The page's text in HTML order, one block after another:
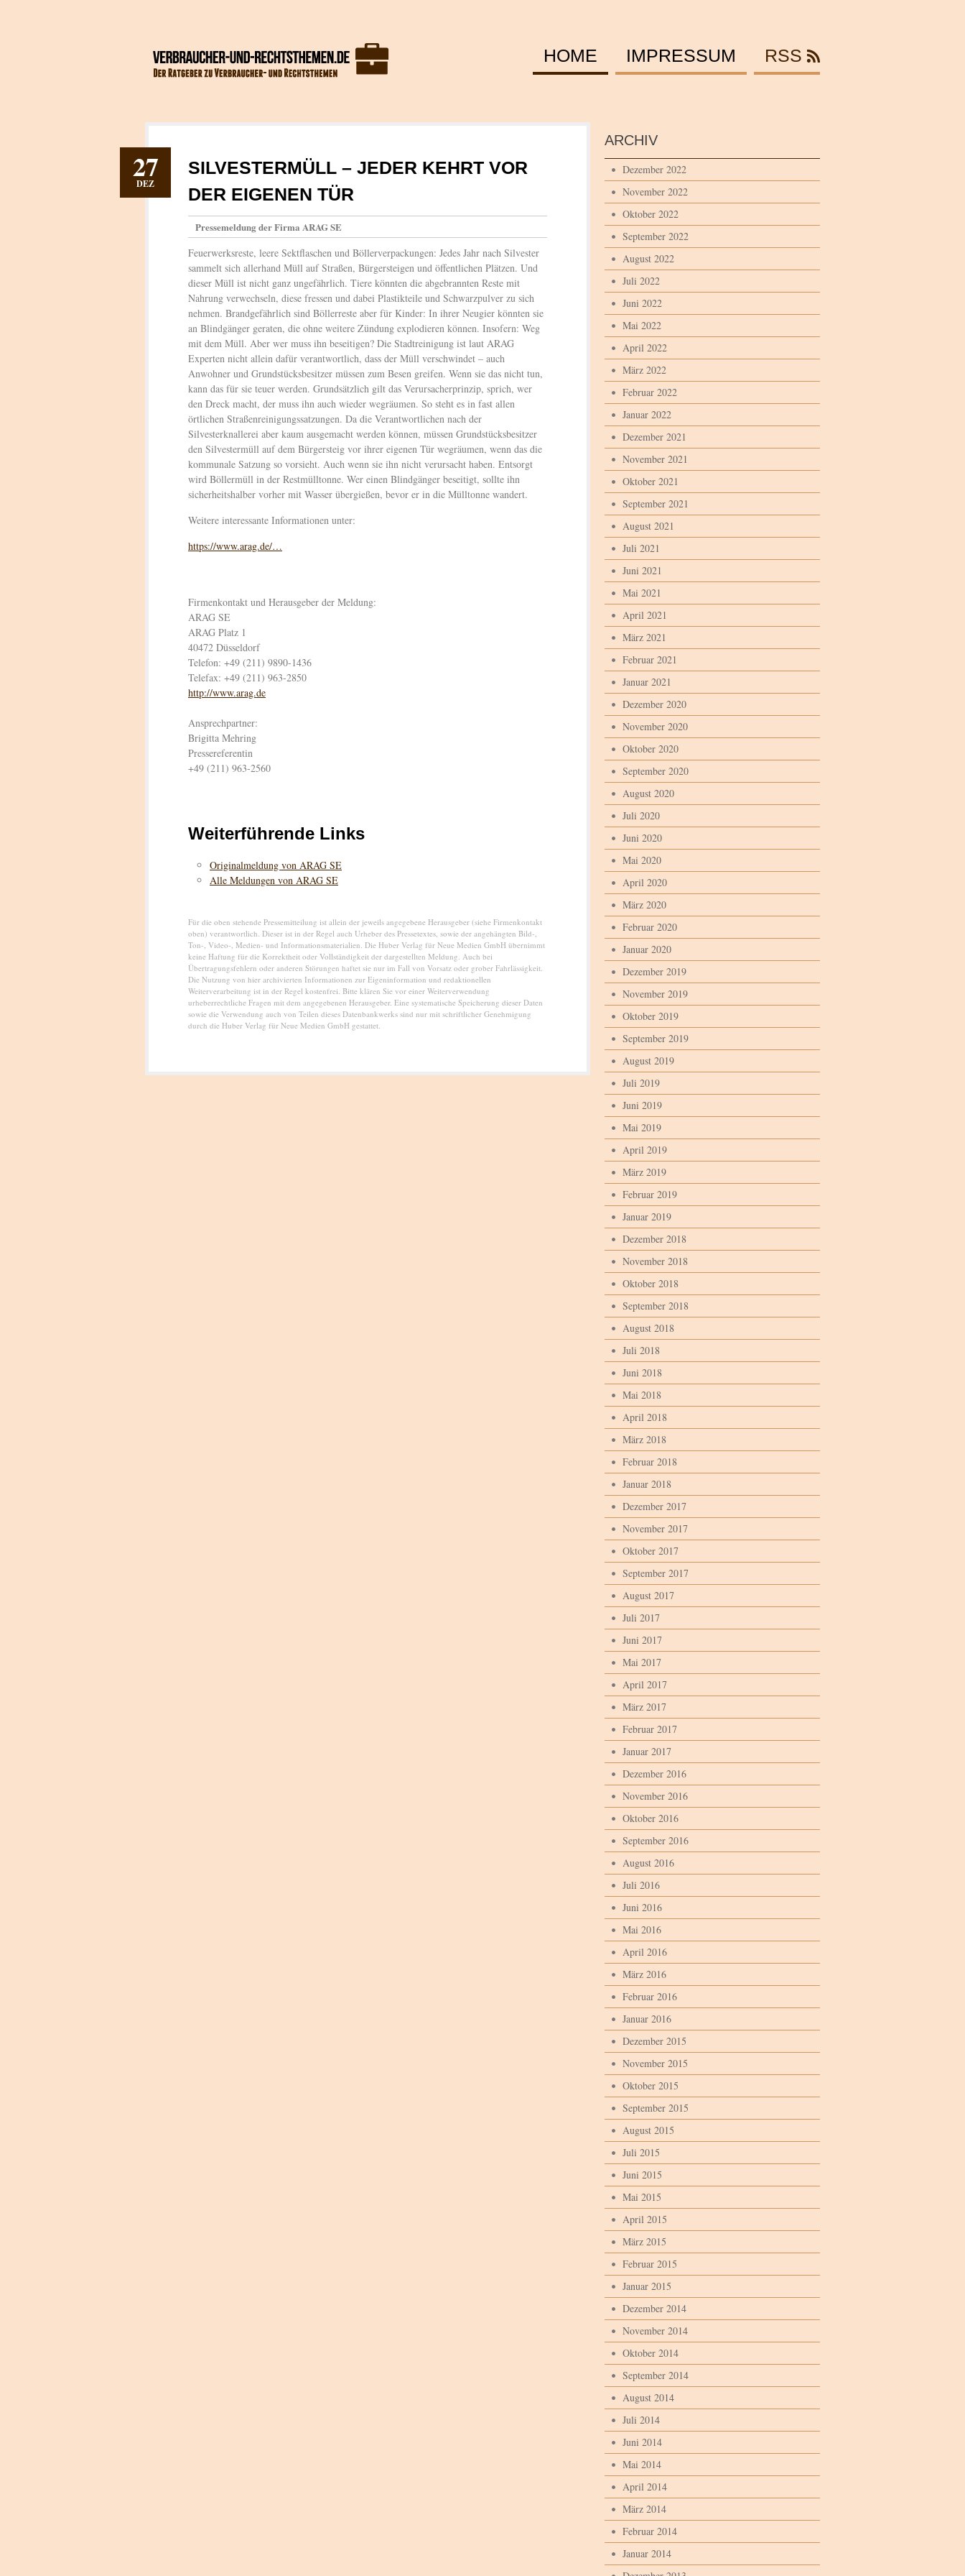
HOME IMPRESSUM RSS
SILVESTERMÜLL – JEDER KEHRT VOR
DER EIGENEN TÜR
27
DEZ
Pressemeldung der Firma ARAG SE
Feuerwerksreste, leere Sektflaschen und Böllerverpackungen: Jedes Jahr nach Silvester
sammelt sich allerhand Müll auf Straßen, Bürgersteigen und öffentlichen Plätzen. Und
dieser Müll ist nicht ganz ungefährlich. Tiere könnten die abgebrannten Reste mit
Nahrung verwechseln, diese fressen und dabei Plastikteile und Schwarzpulver zu sich
nehmen. Brandgefährlich sind Böllerreste aber für Kinder: In ihrer Neugier könnten sie
an Blindgänger geraten, die ohne weitere Zündung explodieren können. Insofern: Weg
mit dem Müll. Aber wer muss ihn beseitigen? Die Stadtreinigung ist laut ARAG
Experten nicht allein dafür verantwortlich, dass der Müll verschwindet – auch
Anwohner und Grundstücksbesitzer müssen zum Besen greifen. Wenn sie das nicht tun,
kann das für sie teuer werden. Grundsätzlich gilt das Verursacherprinzip, sprich, wer
den Dreck macht, der muss ihn auch wieder wegräumen. So steht es in fast allen
örtlichen Straßenreinigungssatzungen. Da die Verantwortlichen nach der
Silvesterknallerei aber kaum ausgemacht werden können, müssen Grundstücksbesitzer
den Silvestermüll auf dem Bürgersteig vor ihrer eigenen Tür wegräumen, wenn das die
kommunale Satzung so vorsieht. Auch wenn sie ihn nicht verursacht haben. Entsorgt
wird Böllermüll in der Restmülltonne. Wer einen Blindgänger beseitigt, sollte ihn
sicherheitshalber vorher mit Wasser übergießen, bevor er in die Mülltonne wandert.
Weitere interessante Informationen unter:
https://www.arag.de/…
Firmenkontakt und Herausgeber der Meldung:
ARAG SE
ARAG Platz 1
40472 Düsseldorf
Telefon: +49 (211) 9890-1436
Telefax: +49 (211) 963-2850
http://www.arag.de
Ansprechpartner:
Brigitta Mehring
Pressereferentin
+49 (211) 963-2560
Weiterführende Links
Originalmeldung von ARAG SE
Alle Meldungen von ARAG SE
Für die oben stehende Pressemitteilung ist allein der jeweils angegebene Herausgeber (siehe Firmenkontakt
oben) verantwortlich. Dieser ist in der Regel auch Urheber des Pressetextes, sowie der angehängten Bild-,
Ton-, Video-, Medien- und Informationsmaterialien. Die Huber Verlag für Neue Medien GmbH übernimmt
keine Haftung für die Korrektheit oder Vollständigkeit der dargestellten Meldung. Auch bei
Übertragungsfehlern oder anderen Störungen haftet sie nur im Fall von Vorsatz oder grober Fahrlässigkeit.
Die Nutzung von hier archivierten Informationen zur Eigeninformation und redaktionellen
Weiterverarbeitung ist in der Regel kostenfrei. Bitte klären Sie vor einer Weiterverwendung
urheberrechtliche Fragen mit dem angegebenen Herausgeber. Eine systematische Speicherung dieser Daten
sowie die Verwendung auch von Teilen dieses Datenbankwerks sind nur mit schriftlicher Genehmigung
durch die Huber Verlag für Neue Medien GmbH gestattet.
ARCHIV
Dezember 2022
November 2022
Oktober 2022
September 2022
August 2022
Juli 2022
Juni 2022
Mai 2022
April 2022
März 2022
Februar 2022
Januar 2022
Dezember 2021
November 2021
Oktober 2021
September 2021
August 2021
Juli 2021
Juni 2021
Mai 2021
April 2021
März 2021
Februar 2021
Januar 2021
Dezember 2020
November 2020
Oktober 2020
September 2020
August 2020
Juli 2020
Juni 2020
Mai 2020
April 2020
März 2020
Februar 2020
Januar 2020
Dezember 2019
November 2019
Oktober 2019
September 2019
August 2019
Juli 2019
Juni 2019
Mai 2019
April 2019
März 2019
Februar 2019
Januar 2019
Dezember 2018
November 2018
Oktober 2018
September 2018
August 2018
Juli 2018
Juni 2018
Mai 2018
April 2018
März 2018
Februar 2018
Januar 2018
Dezember 2017
November 2017
Oktober 2017
September 2017
August 2017
Juli 2017
Juni 2017
Mai 2017
April 2017
März 2017
Februar 2017
Januar 2017
Dezember 2016
November 2016
Oktober 2016
September 2016
August 2016
Juli 2016
Juni 2016
Mai 2016
April 2016
März 2016
Februar 2016
Januar 2016
Dezember 2015
November 2015
Oktober 2015
September 2015
August 2015
Juli 2015
Juni 2015
Mai 2015
April 2015
März 2015
Februar 2015
Januar 2015
Dezember 2014
November 2014
Oktober 2014
September 2014
August 2014
Juli 2014
Juni 2014
Mai 2014
April 2014
März 2014
Februar 2014
Januar 2014